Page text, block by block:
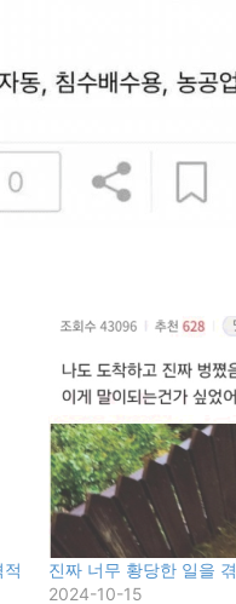
진짜 너무 황당한 일을
2024-10-15